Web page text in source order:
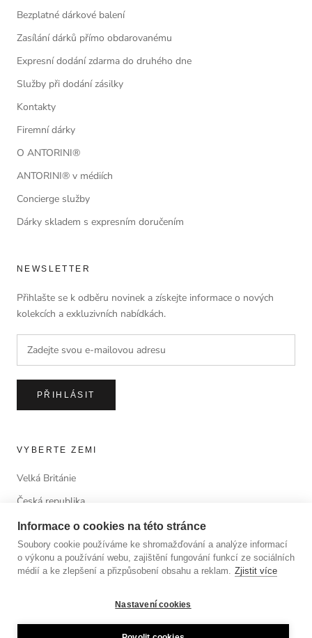
Bezplatné dárkové balení
Zasílání dárků přímo obdarovanému
Expresní dodání zdarma do druhého dne
Služby při dodání zásilky
Kontakty
Firemní dárky
O ANTORINI®
ANTORINI® v médiích
Concierge služby
Dárky skladem s expresním doručením
NEWSLETTER
Přihlašte se k odběru novinek a získejte informace o nových
kolekcích a exkluzivních nabídkách.
PŘIHLÁSIT
VYBERTE ZEMI
Velká Británie
Česká republika
© ANTORINI®
© 2023 LUSSOLIBE Milano SE. All Rights Reserved.
Informace o cookies na této stránce
Soubory cookie používáme ke shromažďování a analýze informací
o výkonu a používání webu, zajištění fungování funkcí ze sociálních
médií a ke zlepšení a přizpůsobení obsahu a reklam. Zjistit více
Nastavení cookies